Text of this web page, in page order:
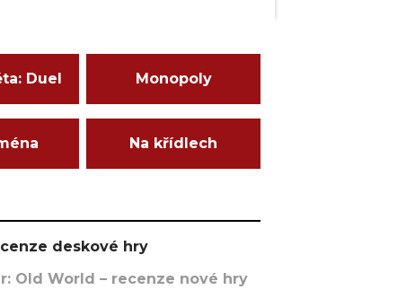
Duel Monopoly
Na křídlech
deskové hry
Old World – recenze nové hry